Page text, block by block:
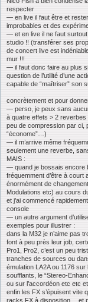
respecter
— en live il faut être et
improbables et des
— et en live il ne faut
studio !! (transférer ses
de concert live est
mur !!!
— il faut donc faire au plus
question de l’utilité d’une
capable de “maîtriser” son
concrètement et pour
— perso, je peux sans
à quatre effets > 2
peu de compression par ci,
“économe”…)
— il m’arrive même
seulement une reverbe,
MAIS :
— quand je bossais encore
fréquemment d’être à court
énormément de
Modulations etc) au cours
et j’ai commencé
console
— un autre argument
exemples pour illustrer :
dans la M32 je n’aime pas
font à peu près leur job,
Pro1, Pro2, c’est un peu
tranches de sources ou
émulation LA2A ou 1176
soufflants, le “Stereo-
ou sur l’accordéon etc etc
enfin les FX s’épuisent vite
racks FX à disposition… et